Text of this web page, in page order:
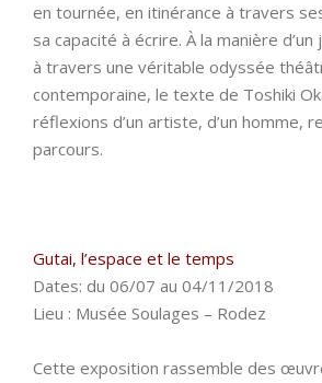
en tournée, en itinérance à travers
sa capacité à écrire. À la manière
à travers une véritable odyssée
contemporaine, le texte de Toshiki
réflexions d’un artiste, d’un homme,
parcours.
Gutai, l’espace et le temps
Dates: du 06/07 au 04/11/2018
Lieu : Musée Soulages – Rodez
Cette exposition rassemble des